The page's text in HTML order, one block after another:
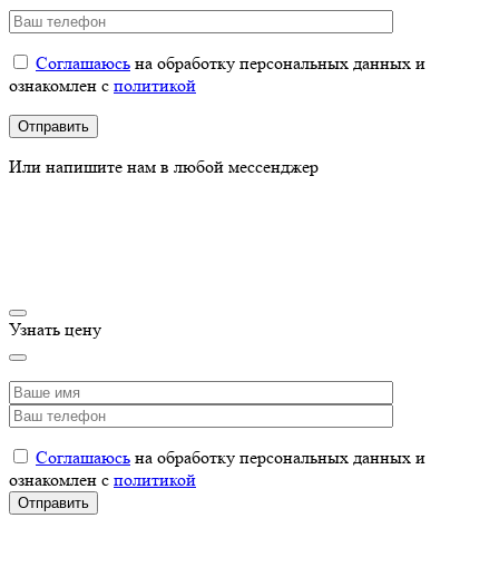
Соглашаюсь на обработку персональных данных и
ознакомлен с политикой
Или напишите нам в любой мессенджер
Узнать цену
Соглашаюсь на обработку персональных данных и
ознакомлен с политикой